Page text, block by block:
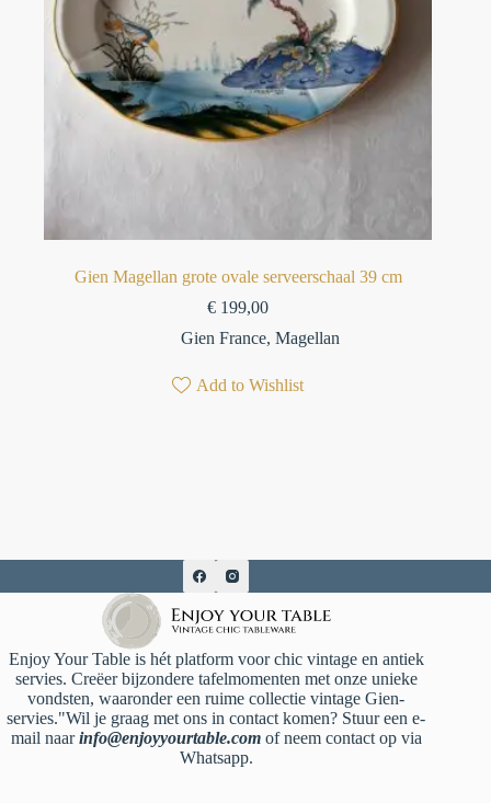
Gien Magellan grote ovale serveerschaal 39 cm
€ 199,00
Gien France, Magellan
Add to Wishlist
Enjoy Your Table is hét platform voor chic vintage en antiek
servies. Creëer bijzondere tafelmomenten met onze unieke
vondsten, waaronder een ruime collectie vintage Gien-
servies."Wil je graag met ons in contact komen? Stuur een e-
mail naarinfo@enjoyyourtable.comof neem contact op via
Whatsapp.